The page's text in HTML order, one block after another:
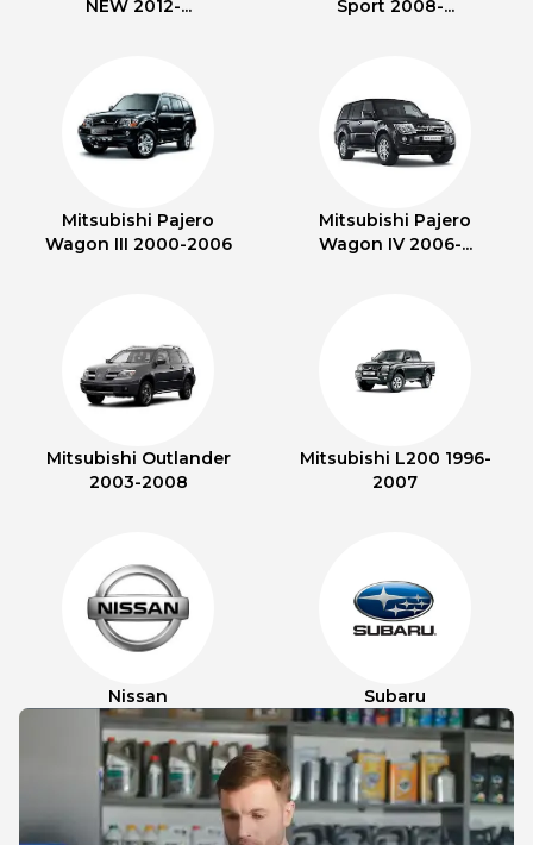
NEW 2012-...
Sport 2008-...
Mitsubishi Pajero
Wagon III 2000-2006
Mitsubishi Pajero
Wagon IV 2006-...
Mitsubishi Outlander
2003-2008
Mitsubishi L200 1996-
2007
Nissan Subaru